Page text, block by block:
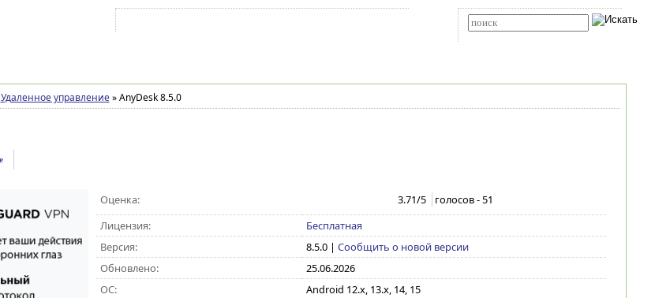
Удаленное управление »AnyDesk 8.5.0
Оценка: 3.71/5 голосов -51
Лицензия:
Бесплатная
Версия:
8.5.0| Сообщить о новой версии
Обновлено:
25.06.2026
ОС:
Android 12.x, 13.x, 14, 15